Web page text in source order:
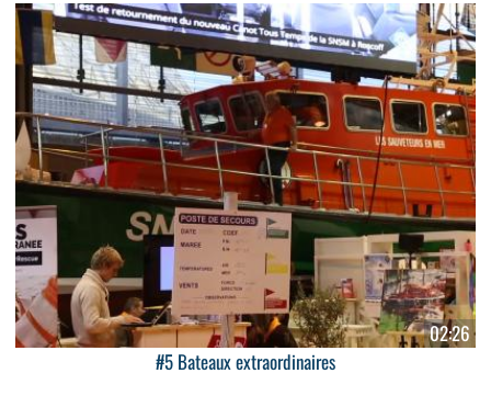
02:26
#5 Bateaux extraordinaires